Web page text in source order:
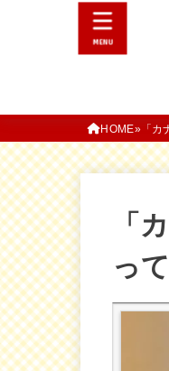
MENU
HOME 「カ
「
っ